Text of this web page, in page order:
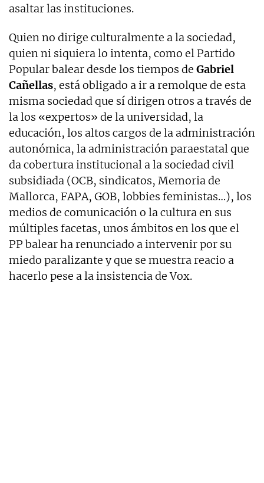
asaltar las instituciones.
Quien no dirige culturalmente a la sociedad,
quien ni siquiera lo intenta, como el Partido
Popular balear desde los tiempos de Gabriel
Cañellas, está obligado a ir a remolque de esta
misma sociedad que sí dirigen otros a través de
la los «expertos» de la universidad, la
educación, los altos cargos de la administración
autonómica, la administración paraestatal que
da cobertura institucional a la sociedad civil
subsidiada (OCB, sindicatos, Memoria de
Mallorca, FAPA, GOB, lobbies feministas…), los
medios de comunicación o la cultura en sus
múltiples facetas, unos ámbitos en los que el
PP balear ha renunciado a intervenir por su
miedo paralizante y que se muestra reacio a
hacerlo pese a la insistencia de Vox.